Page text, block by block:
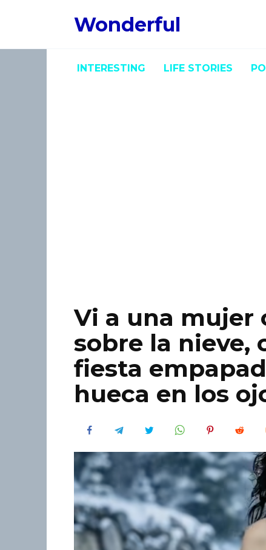
Wonderful
INTERESTING LIFE STORIES
Vi a una mujer
sobre la nieve,
fiesta
hueca en los